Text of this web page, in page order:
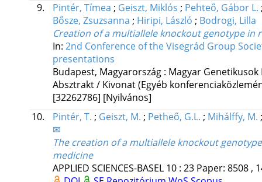
9.
Pintér, Tímea ; Geiszt, Miklós ; Pehteő, Gábor L.
Bősze, Zsuzsanna ; Hiripi, László ; Bodrogi, Lilla
Creation of a multiallele knockout genotype in
In: 2nd Conference of the Visegrád Group
presentations
Budapest, Magyarország : Magyar Genetikusok
Absztrakt / Kivonat (Egyéb
[32262786] [Nyilvános]
10.
Pintér, T. ; Geiszt, M. ; Petheő, G.L. ; Mihálffy, M.
✉
The creation of a multiallele knockout
medicine
APPLIED SCIENCES-BASEL 10: 23 Paper: 8508 ,